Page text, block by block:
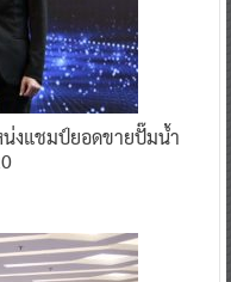
น่งแชมป์ยอดขายปั๊มน้ำ